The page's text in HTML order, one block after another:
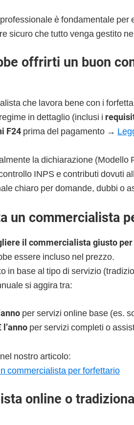
è fondamentale per
sicuro che tutto venga gestito
offrirti un buon
che lavora bene con i
in dettaglio (inclusi i
F24 prima del pagamento →
la dichiarazione (Modello
INPS e contributi dovuti
chiaro per domande, dubbi o
un commercialista
il commercialista giusto
essere incluso nel prezzo.
in base al tipo di servizio
si aggira tra:
per servizi online base (es.
l’anno per servizi completi o
nostro articolo:
commercialista per forfettario
online o